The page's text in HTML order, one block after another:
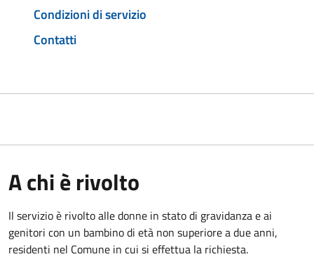
Condizioni di servizio
Contatti
A chi è rivolto
Il servizio è rivolto alle donne in stato di gravidanza e ai
genitori con un bambino di età non superiore a due anni,
residenti nel Comune in cui si effettua la richiesta.